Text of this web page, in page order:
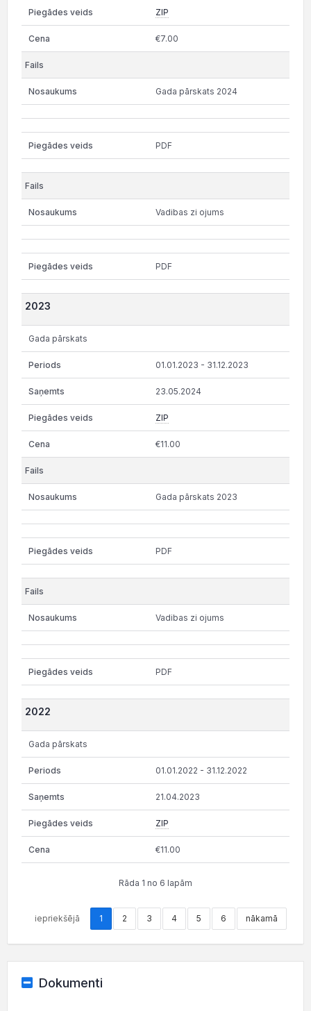
ZIP
€7.00
Gada pārskats 2024
PDF
Vadibas zi ojums
PDF
2023
Gada pārskats
01.01.2023 - 31.12.2023
23.05.2024
ZIP
€11.00
Gada pārskats 2023
PDF
Vadibas zi ojums
PDF
2022
Gada pārskats
01.01.2022 - 31.12.2022
21.04.2023
ZIP
€11.00
Rāda 1 no 6 lapām
iepriekšējā 1 2 3 4 5 6 nākamā
Dokumenti